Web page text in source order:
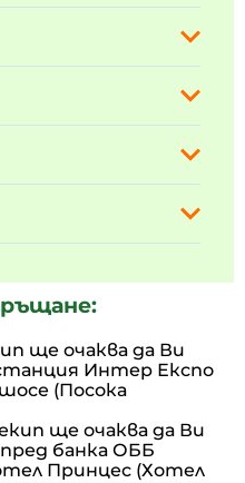
ще очаква да Ви
Интер Експо
(Посока
ще очаква да Ви
банка ОББ
Принцес (Хотел